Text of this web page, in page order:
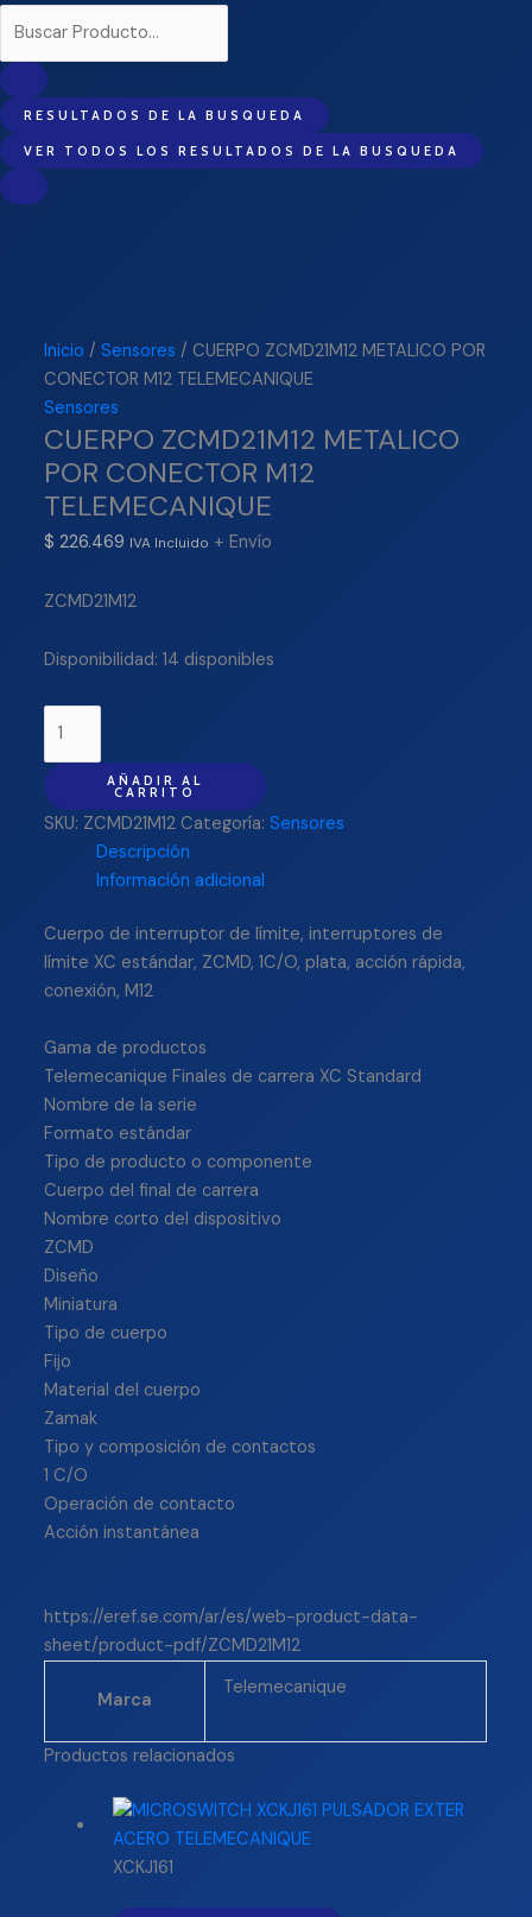
RESULTADOS DE LA BUSQUEDA
VER TODOS LOS RESULTADOS DE LA BUSQUEDA
Inicio /Sensores / CUERPO ZCMD21M12 METALICO POR
CONECTOR M12 TELEMECANIQUE
Sensores
CUERPO ZCMD21M12 METALICO
POR CONECTOR M12
TELEMECANIQUE
$ 226.469 IVA Incluido + Envío
ZCMD21M12
Disponibilidad: 14 disponibles
AÑADIR AL
CARRITO
SKU: ZCMD21M12 Categoría: Sensores
Descripción
Información adicional
Cuerpo de interruptor de límite, interruptores de
límite XC estándar, ZCMD, 1C/O, plata, acción rápida,
conexión, M12
Gama de productos
Telemecanique Finales de carrera XC Standard
Nombre de la serie
Formato estándar
Tipo de producto o componente
Cuerpo del final de carrera
Nombre corto del dispositivo
ZCMD
Diseño
Miniatura
Tipo de cuerpo
Fijo
Material del cuerpo
Zamak
Tipo y composición de contactos
1 C/O
Operación de contacto
Acción instantánea
https://eref.se.com/ar/es/web-product-data-
sheet/product-pdf/ZCMD21M12
Marca
Telemecanique
Productos relacionados
XCKJ161